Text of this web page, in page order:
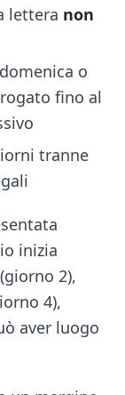
lettera non
o
fino al
tranne
inizia
2),
4),
aver luogo